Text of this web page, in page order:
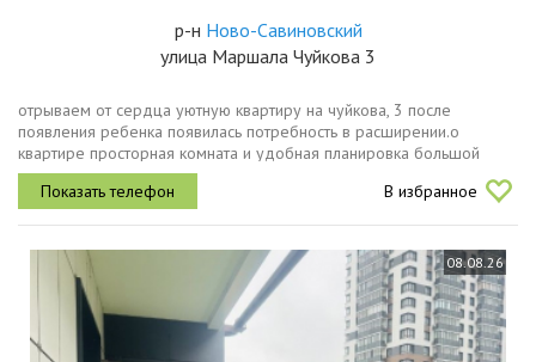
р-н Ново-Савиновский
улица Маршала Чуйкова 3
отрываем от сердца уютную квартиру на чуйкова, 3 после
появления ребенка появилась потребность в расширении.о
квартире просторная комната и удобная планировка большой
балкон установлен кондиционер кирпичный дом с отличной
шумоизоляцией комфортный...
В избранное
08.08.26